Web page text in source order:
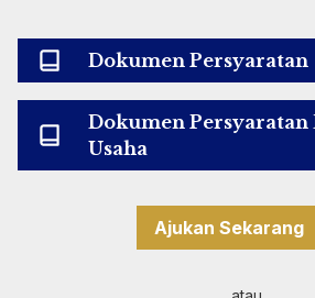
Dokumen Persyaratan
Dokumen Persyaratan
Usaha
Ajukan Sekarang